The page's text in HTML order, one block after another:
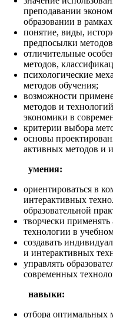
преподавании
образовании в
понятие, виды,
предпосылки
отличительные
методов,
психологические
методов обучения;
возможности
методов и
экономики в
критерии выбора
основы
активных методов и
умения:
ориентироваться в
интерактивных
образовательной
творчески
технологии в
создавать
и интерактивных
управлять
современных
навыки:
отбора оптимальных